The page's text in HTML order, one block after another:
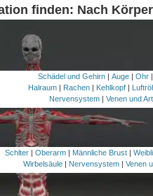
finden: Nach
Schädel und Gehirn |Auge |Ohr
Halraum
Rachen Kehlkopf
Nervensystem| Venen und
Schlter |Oberarm | Männliche Brust |
Wirbelsäule| Nervensystem| Venen